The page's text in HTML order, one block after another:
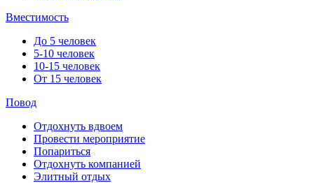
Вместимость
До 5 человек
5-10 человек
10-15 человек
От 15 человек
Повод
Отдохнуть вдвоем
Провести мероприятие
Попариться
Отдохнуть компанией
Элитный отдых